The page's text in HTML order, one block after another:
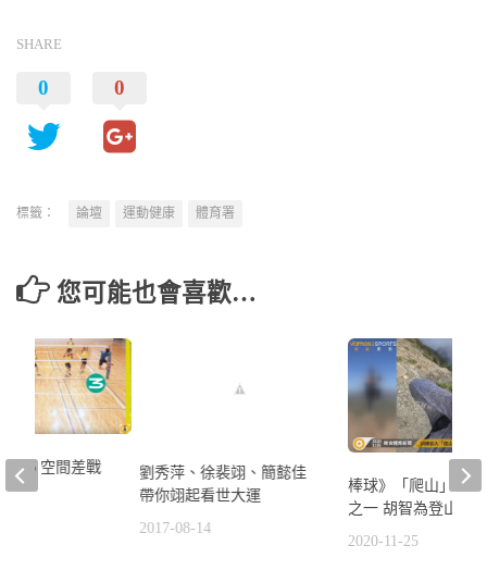
SHARE
0 0
標籤： 論壇 運動健康 體育署
您可能也會喜歡…
劉秀萍、徐裴翊、簡懿佳
帶你翊起看世大運
2017-08-14
棒球》「爬山」列
之一 胡智為登山新
2020-11-25
室#5 空間差戰
用